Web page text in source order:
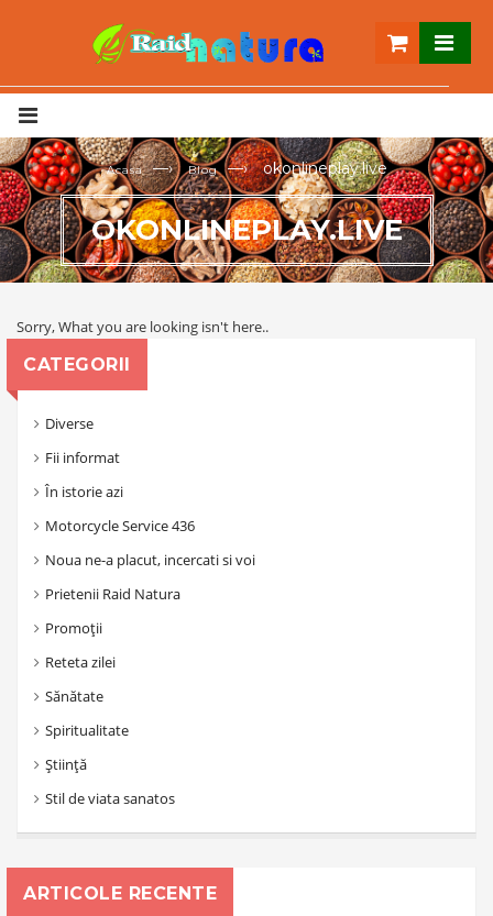
Acasa —› Blog —› okonlineplay.live
OKONLINEPLAY.LIVE
Sorry, What you are looking isn't here..
CATEGORII
Diverse
Fii informat
În istorie azi
Motorcycle Service 436
Noua ne-a placut, incercati si voi
Prietenii Raid Natura
Promoții
Reteta zilei
Sănătate
Spiritualitate
Știință
Stil de viata sanatos
ARTICOLE RECENTE